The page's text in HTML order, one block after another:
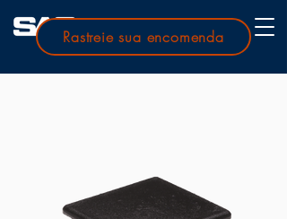
Rastreie sua encomenda